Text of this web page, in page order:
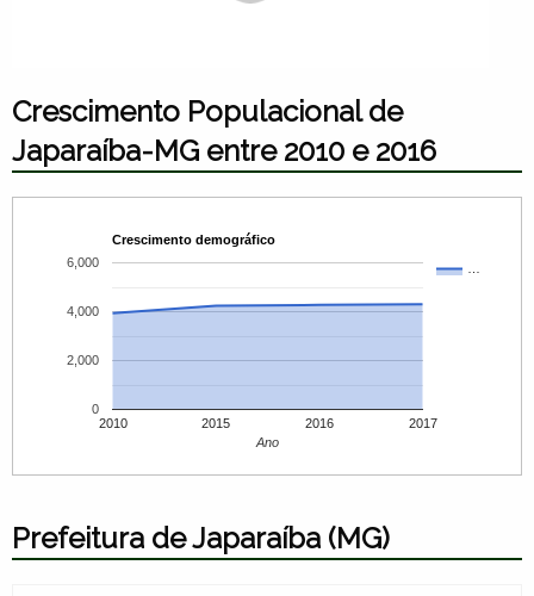
Crescimento Populacional de
Japaraíba-MG entre 2010 e 2016
Crescimento demográfico
…
2010 2015 2016 2017
0
2,000
4,000
6,000
Ano
Prefeitura de Japaraíba (MG)